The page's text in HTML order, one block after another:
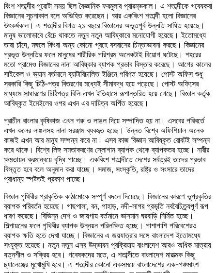
বিংশ শতাব্দীর পুরোটা সময় ছিল বৈজ্ঞানিক ফরমুলার প্রারম্ভকাল। এ শতাব্দীকে গবেষকরা
বিজ্ঞানের সূচনাকাল বলে অভিহিত করেছেন। আর একবিংশ শতাব্দী হলো বিজ্ঞানের
উৎকর্ষকাল। এ শতাব্দীর বিগত ২১ বছরে বিজ্ঞানের অভূতপূর্ব উন্নতি সাধিত হয়েছে।
মানুষ ভালোভাবে বেঁচে থাকতে নতুন নতুন আবিষ্কারে মনোযোগী হয়েছে। ইতোমধ্যে
তারা চাঁদে, মঙ্গলে কিংবা অন্য কোনো গ্রহে বসবাসের চিন্তাভাবনা করছে। বিজ্ঞানের
প্রভূত উন্নতির ফলে মানুষের শারীরিক পরিশ্রম অনেকটাই বিয়োগ ঘটেছে। শহরের
মতো গ্রামেও বিজ্ঞানের নানা আবিষ্কার ব্যাপক প্রভাব বিস্তার করেছে। আগের কালের
সাইকেল ও ভ্যান বর্তমানে ব্যাটারিচালিত ইঞ্জিনে পরিণত হয়েছে। পোস্ট অফিস শুধু
সরকারি কিছু চিঠি-পত্র বিতরণের মধ্যেই সীমাবদ্ধ হয়ে পড়েছে। পোস্ট অফিসের
মাধ্যমে সাধারণের চিঠিপত্র বিলি এখন ইতিহাসে রূপান্তরিত হয়ে গেছে। বিজ্ঞান কর্তৃক
আবিষ্কৃত ইমেইলের ওপর এখন এর দায়িত্ব অর্পিত হয়েছে।
প্রাচীন বাংলার কৃষিকাজ এখন গরু ও লাঙল দিয়ে সম্পাদিত হয় না। এসবের পরিবর্তে
এখন কলের লাঙলসহ নানা সরঞ্জাম ব্যবহৃত হচ্ছে। উন্নত বিশ্বে অফিশিয়াল অনেক
কাজই এখন আর মানুষ সম্পন্ন করে না। এসব কাজ বিজ্ঞান আবিষ্কৃত রোবটই সম্পন্ন
করে থাকে। বিশ্বে লিঙ্গ সমতাকরণের স্লোগান ব্যাপক থেকে ব্যাপকতর হচ্ছে। নারীর
ক্ষমতায়ন ক্রমান্বয়ে বৃদ্ধি পাচ্ছে। একবিংশ শতাব্দীতে দেশের সর্বত্রই তাদের প্রভাব
বিস্তৃত হবে বলে অনুমান করা যাচ্ছে। সমাজ, সংস্কৃতি, রাষ্ট্র ও সংসারে তাদের
প্রাধান্য স্পষ্টতই প্রকাশ পাচ্ছে।
বিজ্ঞান পৃথিবীর প্রাকৃতিক কাঠামোকে সম্পূর্ণ বদলে দিয়েছে। বিজ্ঞানের কারণে ভূপ্রকৃতির
ব্যাপক পরিবর্তন হয়েছে। গাছপালা, বন, পাহাড়, নদী-সাগর প্রভৃতি নববৈচিত্র্যপূর্ণ রূপ
ধারণ করেছে। বিভিন্ন দেশ ও জায়গায় বর্তমানে ভাসমান ঘরবাড়ি নির্মিত হচ্ছে।
শিল্পায়নের ফলে পৃথিবীর ব্যাপক উন্নয়ন পরিলক্ষিত হচ্ছে। পাশাপাশি পরিবেশেরও
ব্যাপক ক্ষতি হতে দেখা যাচ্ছে। বিজ্ঞানের এ জয়যাত্রার সঙ্গে বাংলাদেশ ইতোমধ্যে
সংযুক্ত হয়েছে। নতুন নতুন এসব উদ্ভাবন প্রক্রিয়ায় বাংলাদেশ আরও অধিক মাত্রায়
যত্নশীল ও সক্রিয় হবে। গবেষকদের মতে, এ শতাব্দীতে বাংলাদেশ মারাত্মক কিছু
চ্যালেঞ্জের মুখোমুখি হবে। এ শতাব্দীর কোনো একসময়ে বাংলাদেশের এক-পঞ্চমাংশ